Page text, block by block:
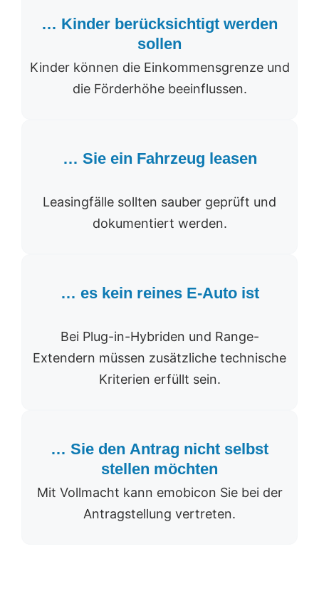
… Kinder berücksichtigt werden
sollen
Kinder können die Einkommensgrenze und
die Förderhöhe beeinflussen.
… Sie ein Fahrzeug leasen
Leasingfälle sollten sauber geprüft und
dokumentiert werden.
… es kein reines E-Auto ist
Bei Plug-in-Hybriden und Range-
Extendern müssen zusätzliche technische
Kriterien erfüllt sein.
… Sie den Antrag nicht selbst
stellen möchten
Mit Vollmacht kann emobicon Sie bei der
Antragstellung vertreten.